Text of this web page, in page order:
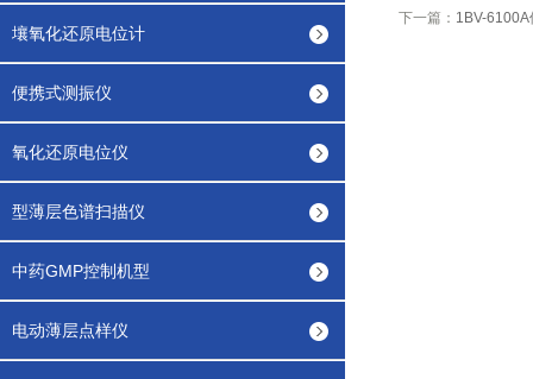
壤氧化还原电位计
便携式测振仪
氧化还原电位仪
型薄层色谱扫描仪
中药GMP控制机型
电动薄层点样仪
下一篇： 1BV-